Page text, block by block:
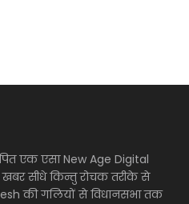
एक एसा New Age Digital
खबर सीधे किन्तु रोचक तरीके से
की गलियों से विधानसभा तक